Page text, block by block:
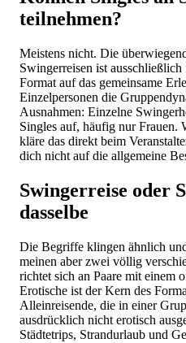
teilnehmen?
Meistens nicht. Die
Swingerreisen ist
Format auf das gemeinsame
Einzelpersonen die
Ausnahmen: Einzelne
Singles auf, häufig nur Frauen.
kläre das direkt beim
dich nicht auf die allgemeine
Swingerreise oder
dasselbe
Die Begriffe klingen ähnlich
meinen aber zwei völlig
richtet sich an Paare mit einem
Erotische ist der Kern des
Alleinreisende, die in einer
ausdrücklich nicht erotisch
Städtetrips, Strandurlaub und